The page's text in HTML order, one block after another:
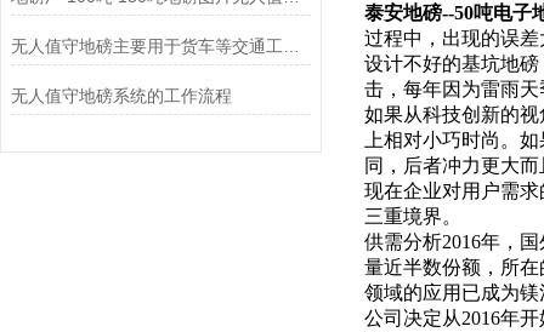
无人值守地磅系统的工作流程
泰安地磅--50吨电子
过程中，出现的误
设计不好的基坑地
击，每年因为雷雨
如果从科技创新的
上相对小巧时尚。
同，后者冲力更大
现在企业对用户需
三重境界。
供需分析2016年，
量近半数份额，所
领域的应用已成为
公司决定从2016年